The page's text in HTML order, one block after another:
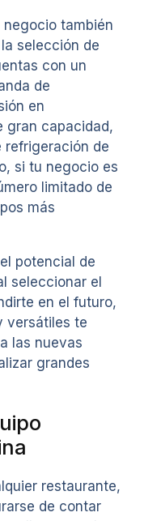
también
selección de
con un
de
en
gran capacidad,
refrigeración de
si tu negocio es
limitado de
más
potencial de
seleccionar el
en el futuro,
versátiles te
las nuevas
grandes
restaurante,
de contar